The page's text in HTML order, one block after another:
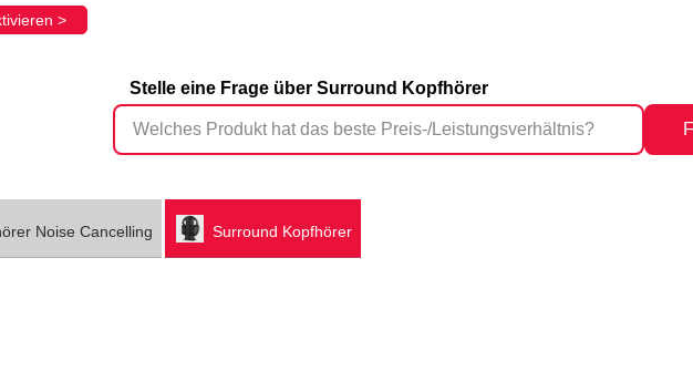
>
Stelle eine Frage über Surround Kopfhörer
Noise Cancelling Surround Kopfhörer